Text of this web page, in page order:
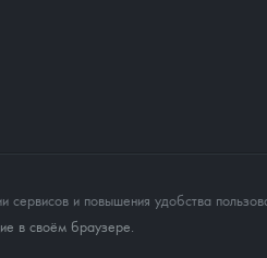
и повышения удобства
в своём браузере.